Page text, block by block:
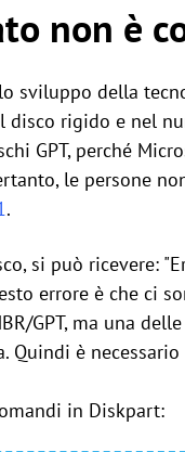
non è
sviluppo della
disco rigido e nel
GPT, perché
le persone
.
si può ricevere:
errore è che ci
GPT, ma una
Quindi è
in Diskpart: